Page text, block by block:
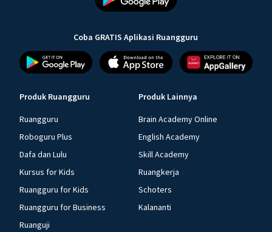
Coba GRATIS Aplikasi Ruangguru
Produk Ruangguru
Ruangguru
Roboguru Plus
Dafa dan Lulu
Kursus for Kids
Ruangguru for Kids
Ruangguru for Business
Ruanguji
Produk Lainnya
Brain Academy Online
English Academy
Skill Academy
Ruangkerja
Schoters
Kalananti